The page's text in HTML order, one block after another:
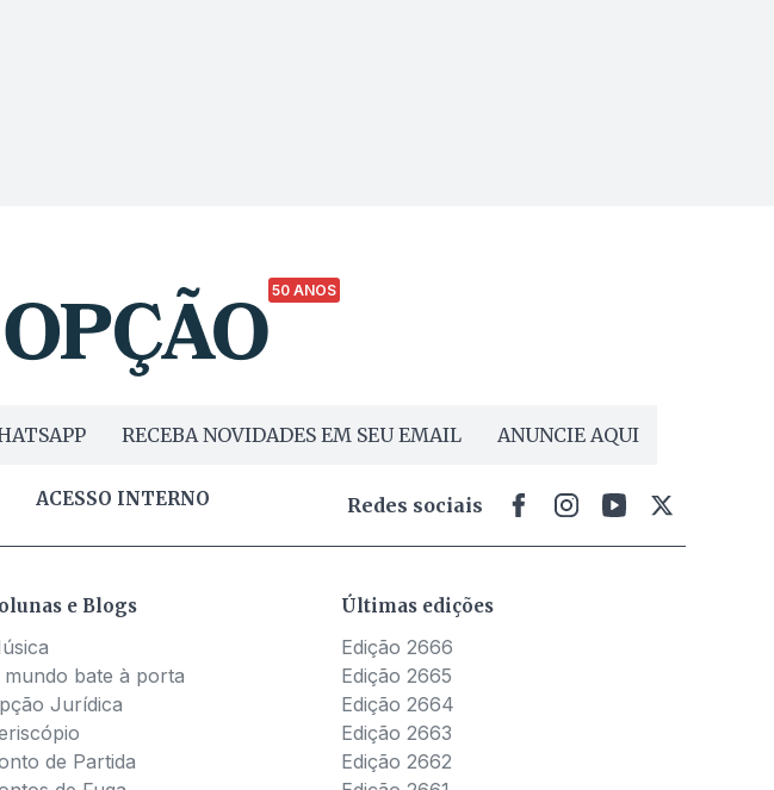
50 ANOS
RECEBA NOVIDADES EM SEU EMAIL ANUNCIE AQUI
ACESSO INTERNO Redes sociais
e Blogs
mundo bate à porta
Jurídica
de Partida
Últimas edições
Edição 2666
Edição 2665
Edição 2664
Edição 2663
Edição 2662